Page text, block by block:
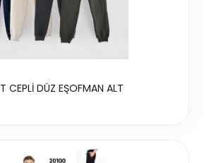
CEPLİ DÜZ EŞOFMAN ALT